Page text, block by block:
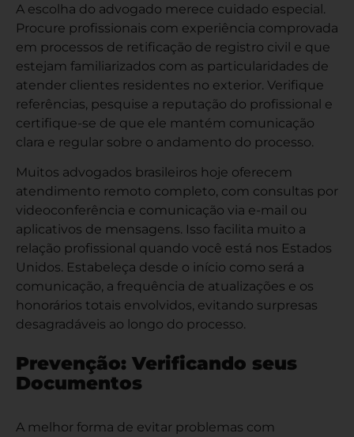
A escolha do advogado merece cuidado especial.
Procure profissionais com experiência comprovada
em processos de retificação de registro civil e que
estejam familiarizados com as particularidades de
atender clientes residentes no exterior. Verifique
referências, pesquise a reputação do profissional e
certifique-se de que ele mantém comunicação
clara e regular sobre o andamento do processo.
Muitos advogados brasileiros hoje oferecem
atendimento remoto completo, com consultas por
videoconferência e comunicação via e-mail ou
aplicativos de mensagens. Isso facilita muito a
relação profissional quando você está nos Estados
Unidos. Estabeleça desde o início como será a
comunicação, a frequência de atualizações e os
honorários totais envolvidos, evitando surpresas
desagradáveis ao longo do processo.
Prevenção: Verificando seus
Documentos
A melhor forma de evitar problemas com